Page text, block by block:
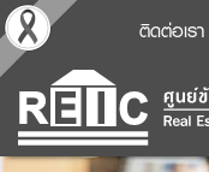
ติดต่อเรา